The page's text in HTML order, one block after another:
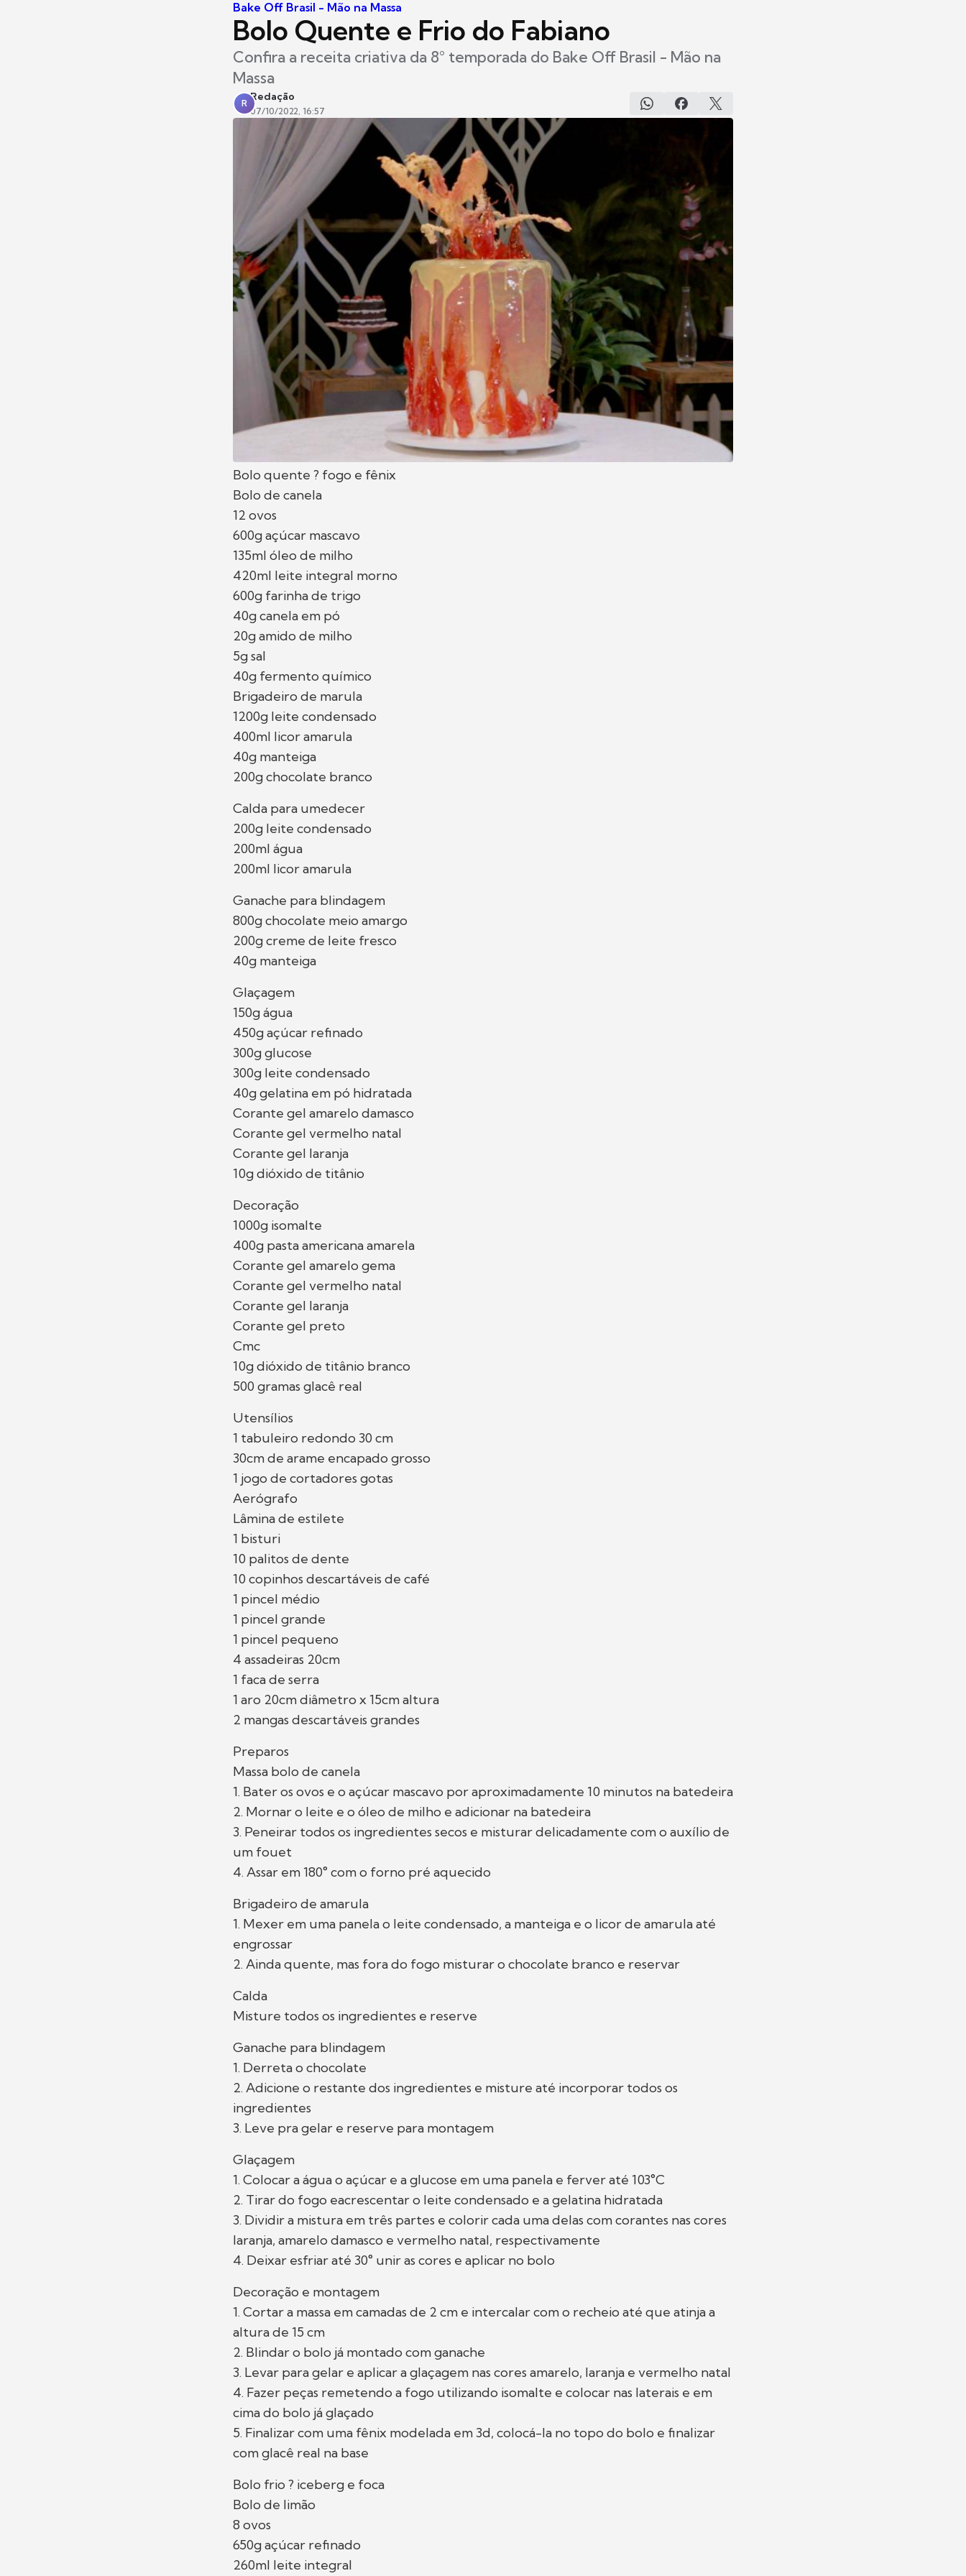
Bake Off Brasil - Mão na Massa
Bolo Quente e Frio do Fabiano
Confira a receita criativa da 8° temporada do Bake Off Brasil - Mão na
Massa
R
Redação
07/10/2022, 16:57
Bolo quente ? fogo e fênix
Bolo de canela
12 ovos
600g açúcar mascavo
135ml óleo de milho
420ml leite integral morno
600g farinha de trigo
40g canela em pó
20g amido de milho
5g sal
40g fermento químico
Brigadeiro de marula
1200g leite condensado
400ml licor amarula
40g manteiga
200g chocolate branco
Calda para umedecer
200g leite condensado
200ml água
200ml licor amarula
Ganache para blindagem
800g chocolate meio amargo
200g creme de leite fresco
40g manteiga
Glaçagem
150g água
450g açúcar refinado
300g glucose
300g leite condensado
40g gelatina em pó hidratada
Corante gel amarelo damasco
Corante gel vermelho natal
Corante gel laranja
10g dióxido de titânio
Decoração
1000g isomalte
400g pasta americana amarela
Corante gel amarelo gema
Corante gel vermelho natal
Corante gel laranja
Corante gel preto
Cmc
10g dióxido de titânio branco
500 gramas glacê real
Utensílios
1 tabuleiro redondo 30 cm
30cm de arame encapado grosso
1 jogo de cortadores gotas
Aerógrafo
Lâmina de estilete
1 bisturi
10 palitos de dente
10 copinhos descartáveis de café
1 pincel médio
1 pincel grande
1 pincel pequeno
4 assadeiras 20cm
1 faca de serra
1 aro 20cm diâmetro x 15cm altura
2 mangas descartáveis grandes
Preparos
Massa bolo de canela
1. Bater os ovos e o açúcar mascavo por aproximadamente 10 minutos na batedeira
2. Mornar o leite e o óleo de milho e adicionar na batedeira
3. Peneirar todos os ingredientes secos e misturar delicadamente com o auxílio de
um fouet
4. Assar em 180° com o forno pré aquecido
Brigadeiro de amarula
1. Mexer em uma panela o leite condensado, a manteiga e o licor de amarula até
engrossar
2. Ainda quente, mas fora do fogo misturar o chocolate branco e reservar
Calda
Misture todos os ingredientes e reserve
Ganache para blindagem
1. Derreta o chocolate
2. Adicione o restante dos ingredientes e misture até incorporar todos os
ingredientes
3. Leve pra gelar e reserve para montagem
Glaçagem
1. Colocar a água o açúcar e a glucose em uma panela e ferver até 103°C
2. Tirar do fogo eacrescentar o leite condensado e a gelatina hidratada
3. Dividir a mistura em três partes e colorir cada uma delas com corantes nas cores
laranja, amarelo damasco e vermelho natal, respectivamente
4. Deixar esfriar até 30° unir as cores e aplicar no bolo
Decoração e montagem
1. Cortar a massa em camadas de 2 cm e intercalar com o recheio até que atinja a
altura de 15 cm
2. Blindar o bolo já montado com ganache
3. Levar para gelar e aplicar a glaçagem nas cores amarelo, laranja e vermelho natal
4. Fazer peças remetendo a fogo utilizando isomalte e colocar nas laterais e em
cima do bolo já glaçado
5. Finalizar com uma fênix modelada em 3d, colocá-la no topo do bolo e finalizar
com glacê real na base
Bolo frio ? iceberg e foca
Bolo de limão
8 ovos
650g açúcar refinado
260ml leite integral